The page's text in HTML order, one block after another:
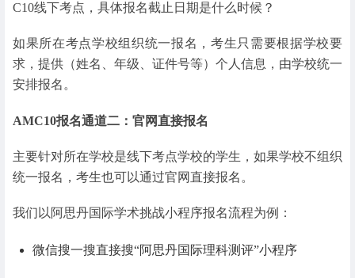
C10线下考点，具体报名截止日期是什么时候？
如果所在考点学校组织统一报名，考生只需要根据学校要
求，提供（姓名、年级、证件号等）个人信息，由学校统一
安排报名。
AMC10报名通道二：官网直接报名
主要针对所在学校是线下考点学校的学生，如果学校不组织
统一报名，考生也可以通过官网直接报名。
我们以阿思丹国际学术挑战小程序报名流程为例：
微信搜一搜直接搜“阿思丹国际理科测评”小程序